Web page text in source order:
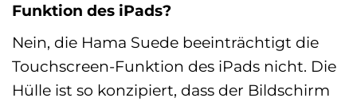
Funktion des iPads?
Nein, die Hama Suede beeinträchtigt die
Touchscreen-Funktion des iPads nicht. Die
Hülle ist so konzipiert, dass der Bildschirm